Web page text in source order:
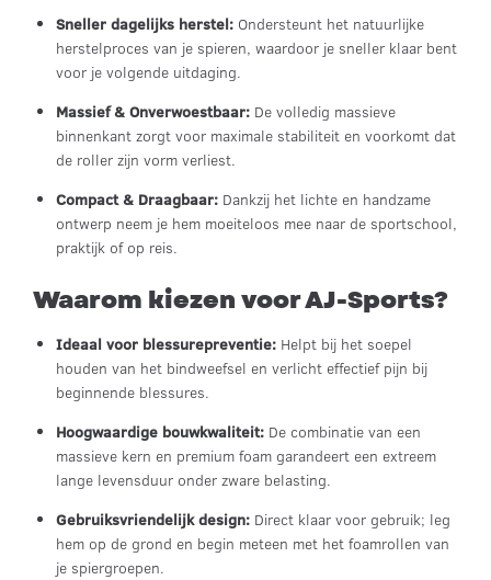
Sneller dagelijks herstel: Ondersteunt het natuurlijke
herstelproces van je spieren, waardoor je sneller klaar bent
voor je volgende uitdaging.
Massief & Onverwoestbaar: De volledig massieve
binnenkant zorgt voor maximale stabiliteit en voorkomt dat
de roller zijn vorm verliest.
Compact & Draagbaar: Dankzij het lichte en handzame
ontwerp neem je hem moeiteloos mee naar de sportschool,
praktijk of op reis.
Waarom kiezen voor AJ-Sports?
Ideaal voor blessurepreventie: Helpt bij het soepel
houden van het bindweefsel en verlicht effectief pijn bij
beginnende blessures.
Hoogwaardige bouwkwaliteit: De combinatie van een
massieve kern en premium foam garandeert een extreem
lange levensduur onder zware belasting.
Gebruiksvriendelijk design: Direct klaar voor gebruik; leg
hem op de grond en begin meteen met het foamrollen van
je spiergroepen.